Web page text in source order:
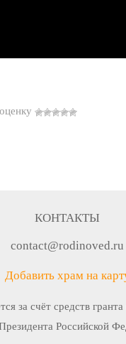
КОНТАКТЫ
contact@rodinoved.ru
Добавить храм на
за счёт средств
Российской